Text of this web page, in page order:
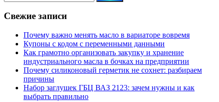
Свежие записи
Почему важно менять масло в вариаторе вовремя
Купоны c кодом с переменными данными
Как грамотно организовать закупку и хранение
индустриального масла в бочках на предприятии
Почему силиконовый герметик не сохнет: разбираем
причины
Набор заглушек ГБЦ ВАЗ 2123: зачем нужны и как
выбрать правильно